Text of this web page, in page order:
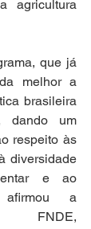
agricultura
que já
melhor a
brasileira
dando um
respeito às
diversidade
e ao
afirmou a